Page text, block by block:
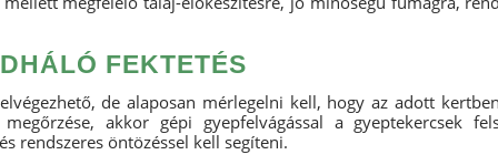
FEKTETÉS
de alaposan mérlegelni kell, hogy az adott
akkor gépi gyepfelvágással a gyeptekercsek
rendszeres öntözéssel kell segíteni.